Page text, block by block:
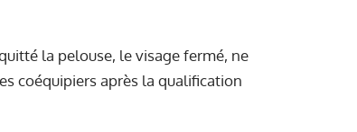
la pelouse, le visage fermé, ne
coéquipiers après la qualification